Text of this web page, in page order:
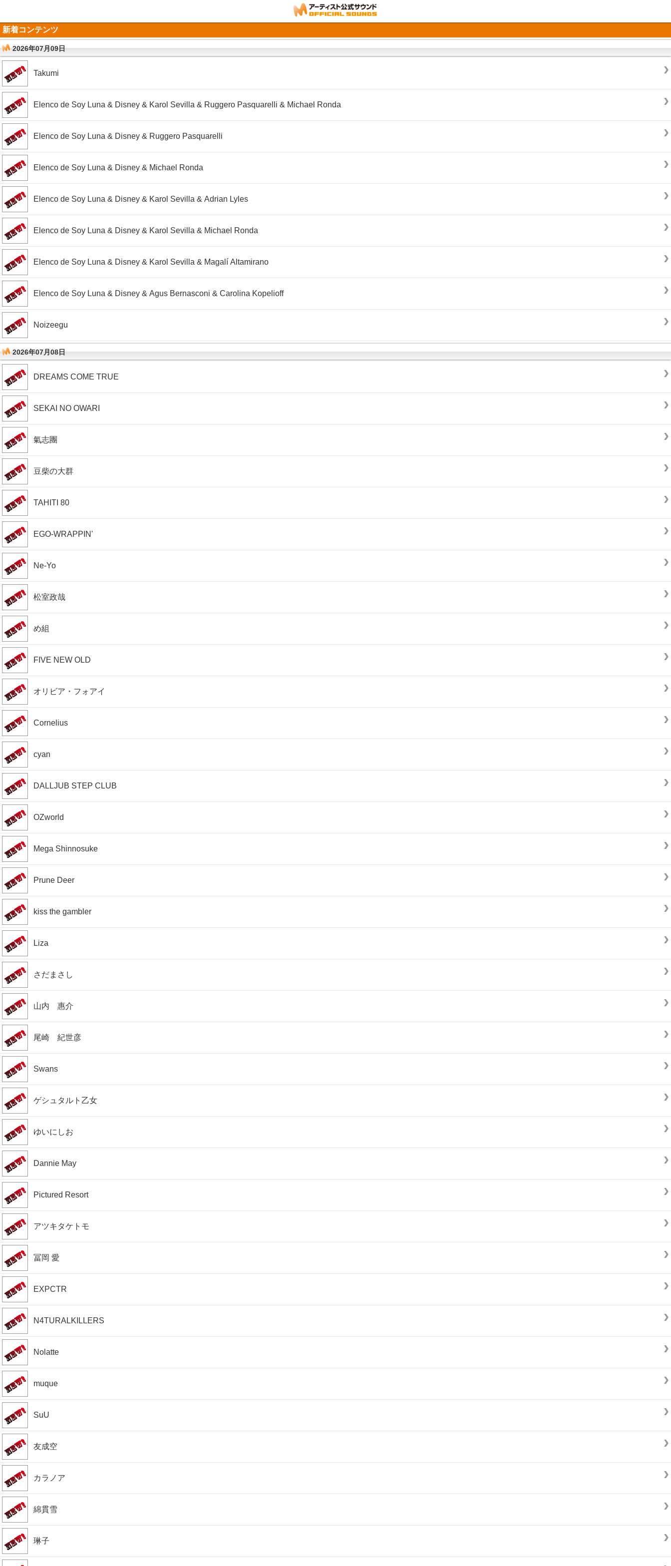
新着コンテンツ
2026年07月09日
Takumi
Elenco de Soy Luna & Disney & Karol Sevilla & Ruggero Pasquarelli & Michael Ronda
Elenco de Soy Luna & Disney & Ruggero Pasquarelli
Elenco de Soy Luna & Disney & Michael Ronda
Elenco de Soy Luna & Disney & Karol Sevilla & Adrian Lyles
Elenco de Soy Luna & Disney & Karol Sevilla & Michael Ronda
Elenco de Soy Luna & Disney & Karol Sevilla & Magalí Altamirano
Elenco de Soy Luna & Disney & Agus Bernasconi & Carolina Kopelioff
Noizeegu
2026年07月08日
DREAMS COME TRUE
SEKAI NO OWARI
氣志團
豆柴の大群
TAHITI 80
EGO-WRAPPIN'
Ne-Yo
松室政哉
め組
FIVE NEW OLD
オリビア・フォアイ
Cornelius
cyan
DALLJUB STEP CLUB
OZworld
Mega Shinnosuke
Prune Deer
kiss the gambler
Liza
さだまさし
山内 惠介
尾崎 紀世彦
Swans
ゲシュタルト乙女
ゆいにしお
Dannie May
Pictured Resort
アツキタケトモ
冨岡 愛
EXPCTR
N4TURALKILLERS
Nolatte
muque
SuU
友成空
カラノア
綿貫雪
琳子